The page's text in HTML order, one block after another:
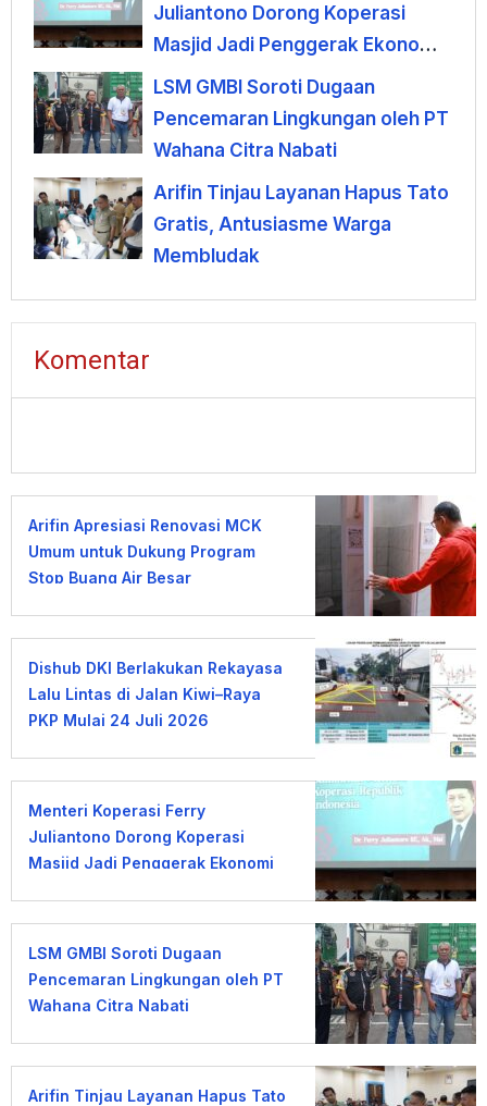
Juliantono Dorong Koperasi
Masjid Jadi Penggerak Ekonomi
Umat
LSM GMBI Soroti Dugaan
Pencemaran Lingkungan oleh PT
Wahana Citra Nabati
Arifin Tinjau Layanan Hapus Tato
Gratis, Antusiasme Warga
Membludak
Komentar
Arifin Apresiasi Renovasi MCK
Umum untuk Dukung Program
Stop Buang Air Besar
Dishub DKI Berlakukan Rekayasa
Lalu Lintas di Jalan Kiwi–Raya
PKP Mulai 24 Juli 2026
Menteri Koperasi Ferry
Juliantono Dorong Koperasi
Masjid Jadi Penggerak Ekonomi
LSM GMBI Soroti Dugaan
Pencemaran Lingkungan oleh PT
Wahana Citra Nabati
Arifin Tinjau Layanan Hapus Tato